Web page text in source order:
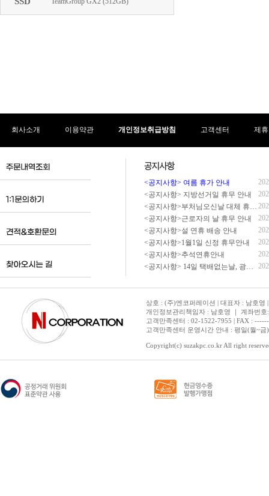
회사소개 이용약관 개인정보취급방침 고객센터 제
<공지사항> 여름 휴가 안내
<공지사항> 지방선거일 휴무 안내
<공지사항>부처님오신날 대체 휴무 안내
<공지사항>근로자의 날 휴무 안내
<공지사항>설 연휴 배송 안내
<공지사항>1월1일 신정 휴무안내
<공지사항>추석연휴안내
<공지사항> 14일 택배없는날, 광복절 휴무 배송 안내
상호 : (주)엔코퍼레이션 | 대표자 : 남호영
개인정보관리책임자 : 남호영 ｜ 계좌번
고객만족센터 : 02-1522-7955 | FAX :
고객만족센터 운영시간 안내 : 평일(월~
Copyright(c) suzakpc.co.kr All right